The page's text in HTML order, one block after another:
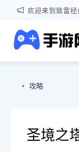
欢迎来到致富经
• 攻略
圣境之